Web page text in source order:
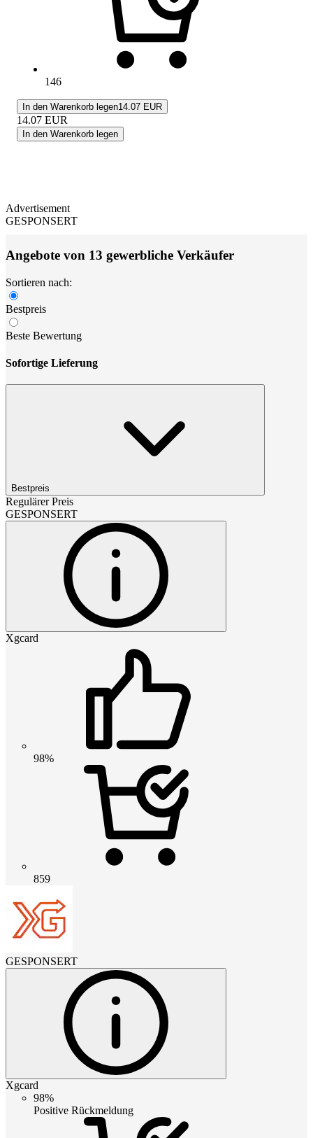
146
In den Warenkorb legen14.07 EUR
14.07 EUR
In den Warenkorb legen
Advertisement
GESPONSERT
Angebote von 13 gewerbliche Verkäufer
Sortieren nach:
Bestpreis
Beste Bewertung
Sofortige Lieferung
Bestpreis
Regulärer Preis
GESPONSERT
Xgcard
98%
859
GESPONSERT
Xgcard
98%
Positive Rückmeldung